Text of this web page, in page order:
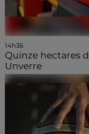
14h36
Quinze hectares
Unverre